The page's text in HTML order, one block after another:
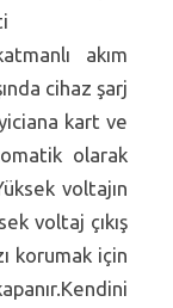
akım
cihaz şarj
kart ve
olarak
voltajın
voltaj çıkış
korumak için